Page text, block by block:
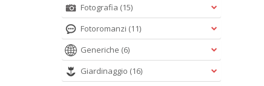
Fotografia (15)
Fotoromanzi (11)
Generiche (6)
Giardinaggio (16)